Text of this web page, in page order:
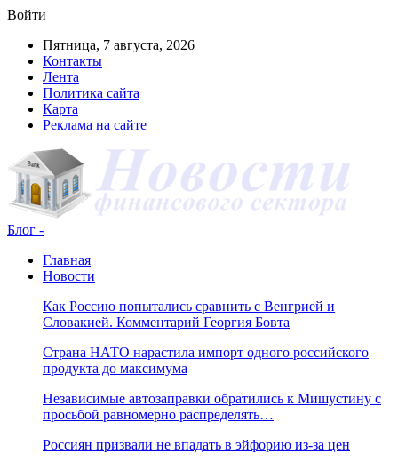
Войти
Пятница, 7 августа, 2026
Контакты
Лента
Политика сайта
Карта
Реклама на сайте
Блог -
Главная
Новости
Как Россию попытались сравнить с Венгрией и
Словакией. Комментарий Георгия Бовта
Страна НАТО нарастила импорт одного российского
продукта до максимума
Независимые автозаправки обратились к Мишустину с
просьбой равномерно распределять…
Россиян призвали не впадать в эйфорию из-за цен